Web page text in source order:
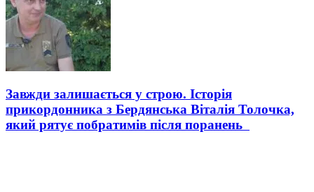
Завжди залишається у строю. Історія
прикордонника з Бердянська Віталія Толочка,
який рятує побратимів після поранень